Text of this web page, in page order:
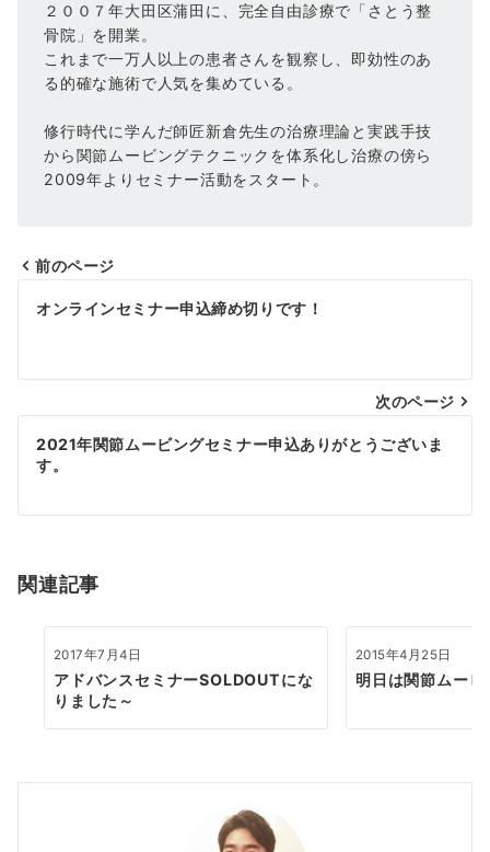
２００７年大田区蒲田に、完全自由診療で「さとう整
骨院」を開業。
これまで一万人以上の患者さんを観察し、即効性のあ
る的確な施術で人気を集めている。
修行時代に学んだ師匠新倉先生の治療理論と実践手技
から関節ムービングテクニックを体系化し治療の傍ら
2009年よりセミナー活動をスタート。
ビ
ゲ
シ
ン
前のページ
オンラインセミナー申込締め切りです！
次のページ
2021年関節ムービングセミナー申込ありがとうございま
す。
関連記事
2017年7月4日
アドバンスセミナーSOLDOUTにな
りました～
2015年4月25日
明日は関節ムー